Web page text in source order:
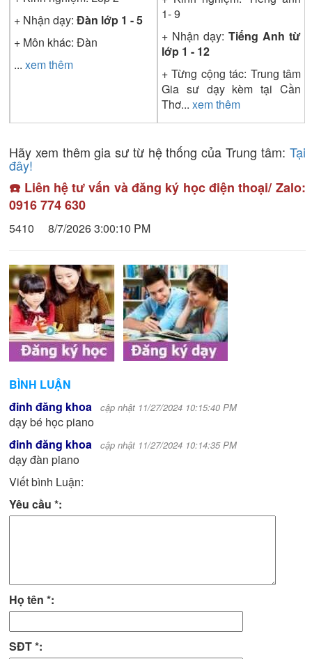
+ Nhận dạy: Đàn lớp 1 - 5
+ Môn khác: Đàn
... xem thêm
1- 9
+ Nhận dạy: Tiếng Anh từ
lớp 1 - 12
+ Từng cộng tác: Trung tâm
Gia sư dạy kèm tại Cần
Thơ... xem thêm
Hãy xem thêm gia sư từ hệ thống của Trung tâm: Tại
đây!
☎️ Liên hệ tư vấn và đăng ký học điện thoại/ Zalo:
0916 774 630
5410 8/7/2026 3:00:10 PM
BÌNH LUẬN
đinh đăng khoa
cập nhật 11/27/2024 10:15:40 PM
dạy bé học piano
đinh đăng khoa
cập nhật 11/27/2024 10:14:35 PM
dạy đàn piano
Viết bình Luận:
Yêu cầu *:
Họ tên *:
SĐT *: